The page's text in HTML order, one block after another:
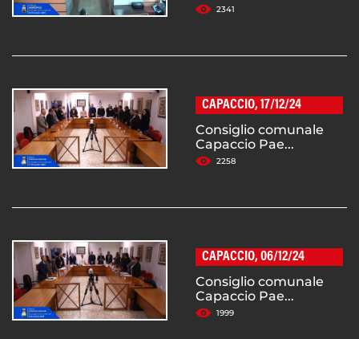
2341
CAPACCIO, 17/12/24
Consiglio comunale
Capaccio Pae...
2258
CAPACCIO, 06/12/24
Consiglio comunale
Capaccio Pae...
1999